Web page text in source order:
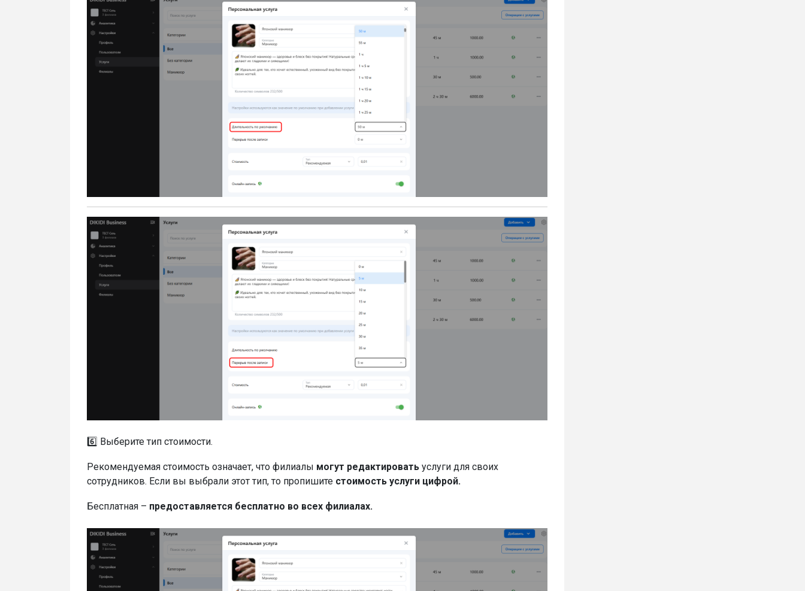
6️⃣ Выберите тип стоимости.
Рекомендуемая стоимость означает, что филиалы могут редактировать услуги для своих
сотрудников. Если вы выбрали этот тип, то пропишите стоимость услуги цифрой.
Бесплатная – предоставляется бесплатно во всех филиалах.